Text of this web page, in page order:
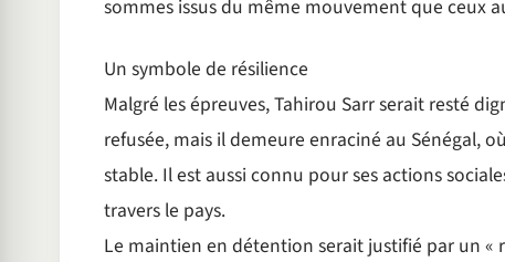
sommes issus du même mouvement que ceux
Un symbole de résilience
Malgré les épreuves, Tahirou Sarr serait resté
refusée, mais il demeure enraciné au Sénégal,
stable. Il est aussi connu pour ses actions
travers le pays.
Le maintien en détention serait justifié par un «